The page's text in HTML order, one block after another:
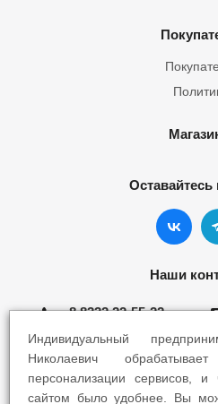
Оставайтесь
Наши
8 8332 22-55-22
Киров, ул.
Киров, ул.
Индивидуальный
Николаевич
персонализации сервисов, и
сайтом было удобнее. Вы